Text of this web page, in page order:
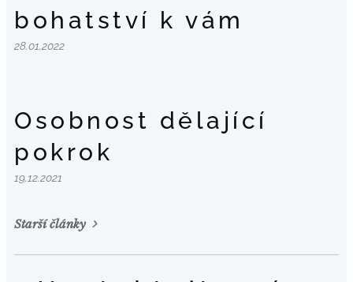
bohatství k vám
28.01.2022
Osobnost dělající
pokrok
19.12.2021
Starší články